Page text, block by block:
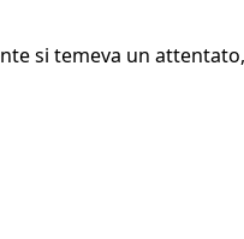
si temeva un